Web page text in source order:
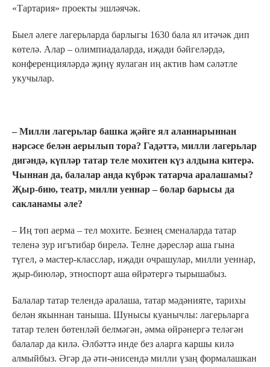
«Тартария» проекты эшләячәк.
Быел әлеге лагерьларда барлыгы 1630 бала ял итәчәк дип
көтелә. Алар – олимпиадаларда, иҗади бәйгеләрдә,
конференцияләрдә җиңү яулаган иң актив һәм сәләтле
укучылар.
– Милли лагерьлар башка җәйге ял аланнарыннан
нәрсәсе белән аерылып тора? Гадәттә, милли лагерьлар
дигәндә, күпләр татар теле мохитен күз алдына китерә.
Чыннан да, балалар анда күбрәк татарча аралашамы?
Җыр-бию, театр, милли уеннар – болар барысы да
сакланамы әле?
– Иң төп аерма – тел мохите. Безнең сменаларда татар
теленә зур игътибар бирелә. Телне дәресләр аша гына
түгел, ә мастер-класслар, иҗади очрашулар, милли уеннар,
җыр-биюләр, этноспорт аша өйрәтергә тырышабыз.
Балалар татар телендә аралаша, татар мәдәнияте, тарихы
белән якыннан таныша. Шунысы куанычлы: лагерьларга
татар телен бөтенләй белмәгән, әмма өйрәнергә теләгән
балалар да килә. Әлбәттә инде без аларга каршы килә
алмыйбыз. Әгәр дә әти-әнисендә милли үзаң формалашкан